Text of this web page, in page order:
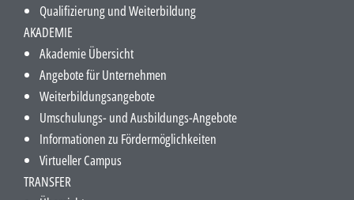
Qualifizierung und Weiterbildung
AKADEMIE
Akademie Übersicht
Angebote für Unternehmen
Weiterbildungsangebote
Umschulungs- und Ausbildungs-Angebote
Informationen zu Fördermöglichkeiten
Virtueller Campus
TRANSFER